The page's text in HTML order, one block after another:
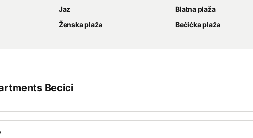
Jaz
Blatna plaža
Ženska plaža
Bečićka plaža
Becici